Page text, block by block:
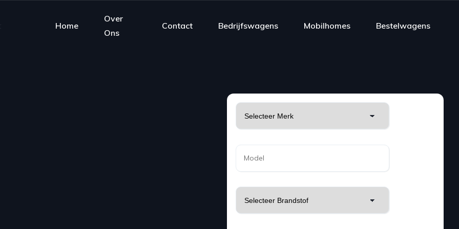
Home
Over
Ons
Contact Bedrijfswagens Mobilhomes Bestelwagens